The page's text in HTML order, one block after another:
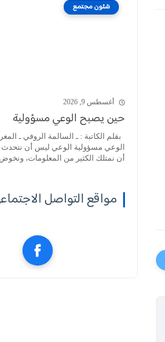
شئون مجتمع
أغسطس 9, 2026
حين يصبح الوعي مسؤولية
بقلم الكاتبة : ـ السالمة الروفي ـ
الوعي مسؤولية الوعي ليس أن نتحدث
أن نمتلك الكثير من المعلومات،
مواقع التواصل